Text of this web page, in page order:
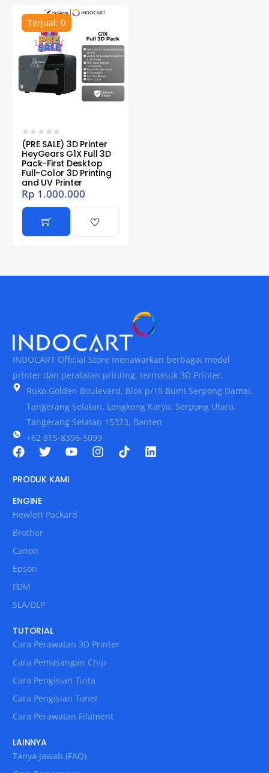
Terjual: 0
★ ★ ★ ★ ★
(PRE SALE) 3D Printer
HeyGears G1X Full 3D
Pack-First Desktop
Full-Color 3D Printing
and UV Printer
Rp 1.000.000
INDOCART Official Store menawarkan berbagai model
printer dan peralatan printing, termasuk 3D Printer.
Ruko Golden Boulevard, Blok p/15 Bumi Serpong Damai,
Tangerang Selatan, Lengkong Karya, Serpong Utara,
Tangerang Selatan 15323, Banten
+62 815-8396-5099
PRODUK KAMI
ENGINE
Hewlett Packard
Brother
Canon
Epson
FDM
SLA/DLP
TUTORIAL
Cara Perawatan 3D Printer
Cara Pemasangan Chip
Cara Pengisian Tinta
Cara Pengisian Toner
Cara Perawatan Filament
LAINNYA
Tanya Jawab (FAQ)